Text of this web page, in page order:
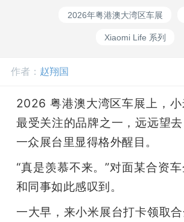
公
开
2026年粤港澳大湾区车展
Xiaomi Life 系列
作者： 赵翔国
2026 粤港澳大湾区车展上，
最受关注的品牌之一，远远望
一众展台里显得格外醒目。
“真是羡慕不来。”对面某合资
和同事如此感叹到。
一大早，来小米展台打卡领取